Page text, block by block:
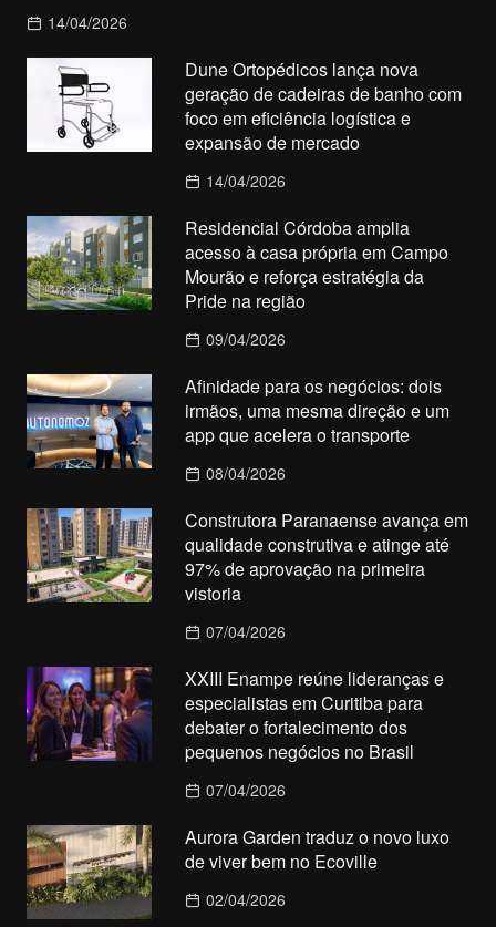
14/04/2026
Dune Ortopédicos lança nova
geração de cadeiras de banho com
foco em eficiência logística e
expansão de mercado
14/04/2026
Residencial Córdoba amplia
acesso à casa própria em Campo
Mourão e reforça estratégia da
Pride na região
09/04/2026
Afinidade para os negócios: dois
irmãos, uma mesma direção e um
app que acelera o transporte
08/04/2026
Construtora Paranaense avança em
qualidade construtiva e atinge até
97% de aprovação na primeira
vistoria
07/04/2026
XXIII Enampe reúne lideranças e
especialistas em Curitiba para
debater o fortalecimento dos
pequenos negócios no Brasil
07/04/2026
Aurora Garden traduz o novo luxo
de viver bem no Ecoville
02/04/2026